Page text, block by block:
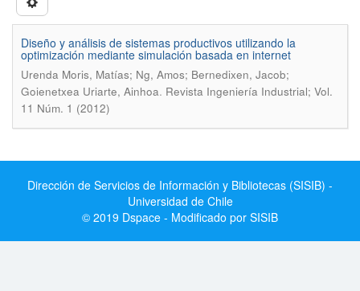
Diseño y análisis de sistemas productivos utilizando la
optimización mediante simulación basada en internet
Urenda Moris, Matías; Ng, Amos; Bernedixen, Jacob;
Goienetxea Uriarte, Ainhoa. Revista Ingeniería Industrial; Vol.
11 Núm. 1 (2012)
Dirección de Servicios de Información y Bibliotecas (SISIB) -
Universidad de Chile
© 2019 Dspace - Modificado por SISIB